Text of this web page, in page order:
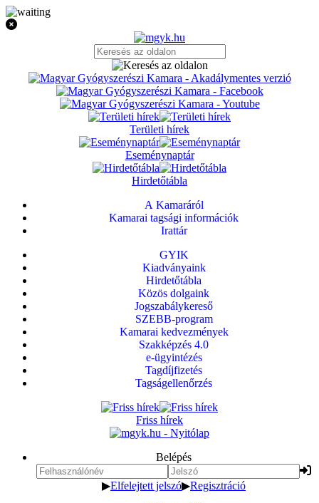
Területi hírek
Eseménynaptár
Hirdetőtábla
A Kamaráról
Kamarai tagsági információk
Irattár
GYIK
Kiadványaink
Hirdetőtábla
Közös dolgaink
Jogszabálykereső
SZEBB-program
Kamarai kedvezmények
Szakképzés 4.0
e-ügyintézés
Tagdíjfizetés
Tagságellenőrzés
Friss hírek
Belépés
▶Elfelejtett jelszó▶Regisztráció